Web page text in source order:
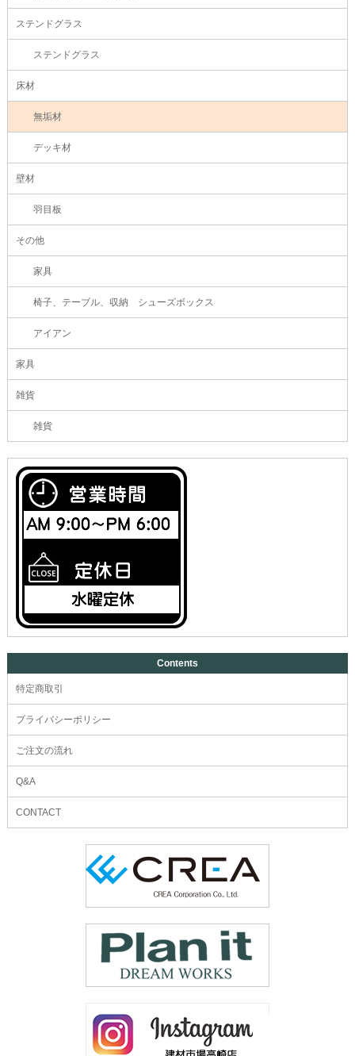
ステンドグラス
ステンドグラス
床材
無垢材
デッキ材
壁材
羽目板
その他
家具
椅子、テーブル、収納 シューズボックス
アイアン
家具
雑貨
雑貨
Contents
特定商取引
プライバシーポリシー
ご注文の流れ
Q&A
CONTACT